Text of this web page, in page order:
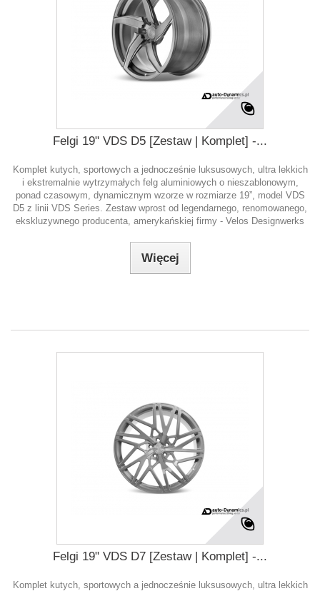
Felgi 19" VDS D5 [Zestaw | Komplet] -...
Komplet kutych, sportowych a jednocześnie luksusowych, ultra lekkich
i ekstremalnie wytrzymałych felg aluminiowych o nieszablonowym,
ponad czasowym, dynamicznym wzorze w rozmiarze 19”, model VDS
D5 z linii VDS Series. Zestaw wprost od legendarnego, renomowanego,
ekskluzywnego producenta, amerykańskiej firmy - Velos Designwerks
Więcej
Felgi 19" VDS D7 [Zestaw | Komplet] -...
Komplet kutych, sportowych a jednocześnie luksusowych, ultra lekkich